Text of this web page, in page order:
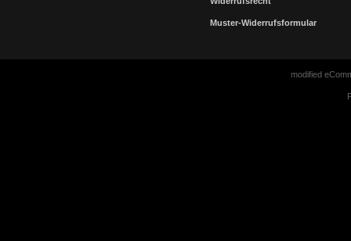
Muster-Widerrufsformular
modified